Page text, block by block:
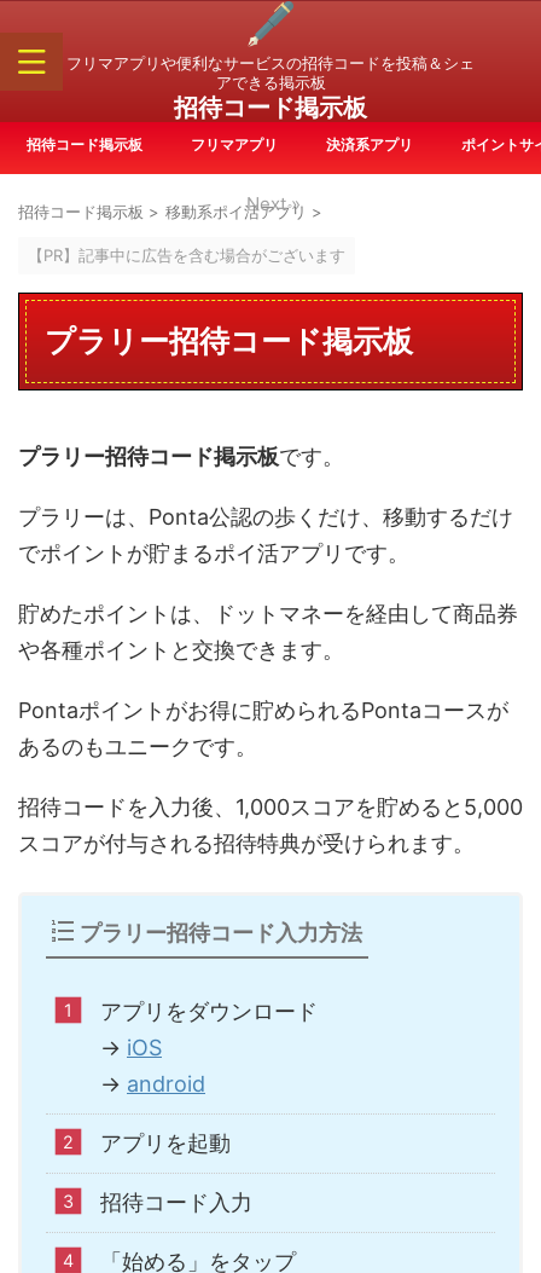
フリマアプリや便利なサービスの招待コードを投稿＆シェ
アできる掲示板
招待コード掲示板
招待コード掲示板 フリマアプリ 決済系アプリ ポイントサ
招待コード掲示板 > 移動系ポイ活アプリ >
【PR】記事中に広告を含む場合がございます
プラリー招待コード掲示板
プラリー招待コード掲示板です。
プラリーは、Ponta公認の歩くだけ、移動するだけ
でポイントが貯まるポイ活アプリです。
貯めたポイントは、ドットマネーを経由して商品券
や各種ポイントと交換できます。
Pontaポイントがお得に貯められるPontaコースが
あるのもユニークです。
招待コードを入力後、1,000スコアを貯めると5,000
スコアが付与される招待特典が受けられます。
プラリー招待コード入力方法
アプリをダウンロード
→ iOS
→ android
アプリを起動
招待コード入力
「始める」をタップ
Next »